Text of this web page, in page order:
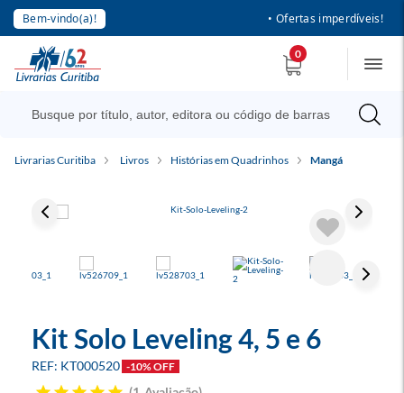
Bem-vindo(a)! • Ofertas imperdíveis!
0
Livrarias Curitiba Livros Histórias em Quadrinhos Mangá
Kit Solo Leveling 4, 5 e 6
KT000520 -10% OFF